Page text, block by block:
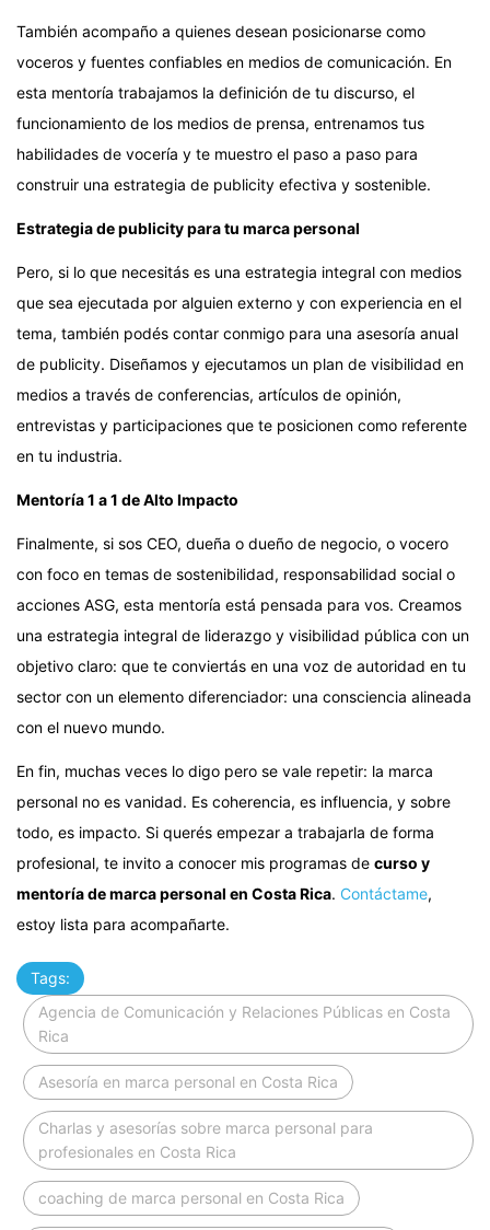
También acompaño a quienes desean posicionarse como
voceros y fuentes confiables en medios de comunicación. En
esta mentoría trabajamos la definición de tu discurso, el
funcionamiento de los medios de prensa, entrenamos tus
habilidades de vocería y te muestro el paso a paso para
construir una estrategia de publicity efectiva y sostenible.
Estrategia de publicity para tu marca personal
Pero, si lo que necesitás es una estrategia integral con medios
que sea ejecutada por alguien externo y con experiencia en el
tema, también podés contar conmigo para una asesoría anual
de publicity. Diseñamos y ejecutamos un plan de visibilidad en
medios a través de conferencias, artículos de opinión,
entrevistas y participaciones que te posicionen como referente
en tu industria.
Mentoría 1 a 1 de Alto Impacto
Finalmente, si sos CEO, dueña o dueño de negocio, o vocero
con foco en temas de sostenibilidad, responsabilidad social o
acciones ASG, esta mentoría está pensada para vos. Creamos
una estrategia integral de liderazgo y visibilidad pública con un
objetivo claro: que te conviertás en una voz de autoridad en tu
sector con un elemento diferenciador: una consciencia alineada
con el nuevo mundo.
En fin, muchas veces lo digo pero se vale repetir: la marca
personal no es vanidad. Es coherencia, es influencia, y sobre
todo, es impacto. Si querés empezar a trabajarla de forma
profesional, te invito a conocer mis programas de curso y
mentoría de marca personal en Costa Rica. Contáctame,
estoy lista para acompañarte.
Tags:
Agencia de Comunicación y Relaciones Públicas en Costa
Rica
Asesoría en marca personal en Costa Rica
Charlas y asesorías sobre marca personal para
profesionales en Costa Rica
coaching de marca personal en Costa Rica